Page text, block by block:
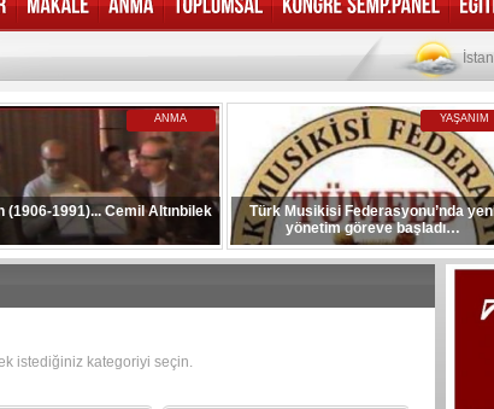
ANMA
(1906-1991)... Cemil Altınbilek
YAŞANIM
Türk Musikisi Federasyonu’nda
yönetim göreve başladı…
istediğiniz kategoriyi seçin.